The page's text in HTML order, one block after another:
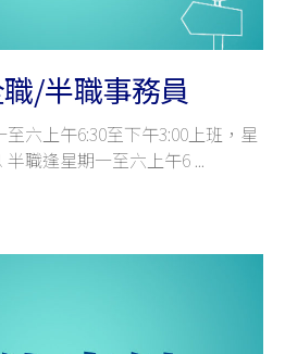
/半職事務員
六上午6:30至下午3:00上班，星
職逢星期一至六上午6